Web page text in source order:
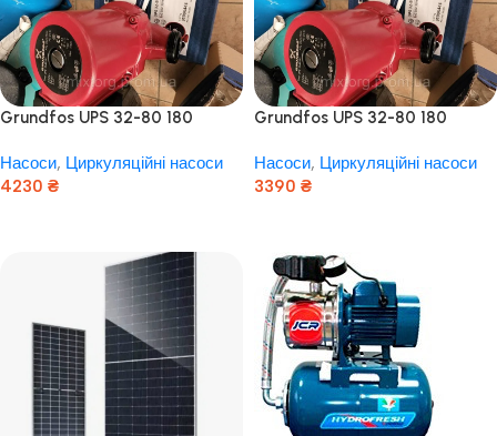
Grundfos UPS 32-80 180
Насоси, Циркуляційні насоси
4230 ₴
Grundfos UPS 32-80 180
Насоси, Циркуляційні насоси
3390 ₴